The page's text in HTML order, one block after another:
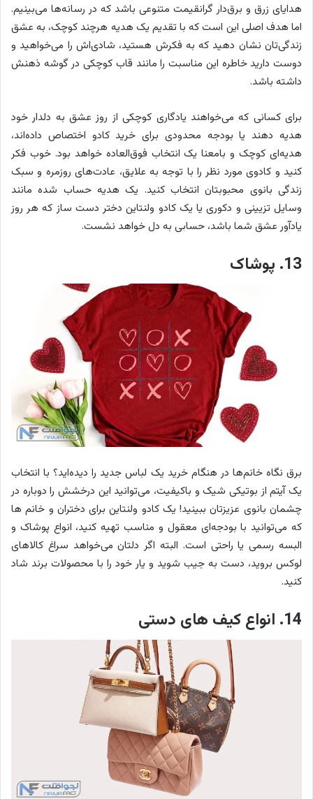
هدایای زرق و برق‌دار گرانقیمت متنوعی باشد که در رسانه‌ها می‌بینیم.
اما هدف اصلی این است که با تقدیم یک هدیه هرچند کوچک، به عشق
زندگی‌تان نشان دهید که به فکرش هستید، شادی‌اش را می‌خواهید و
دوست دارید خاطره این مناسبت را مانند قاب کوچکی در گوشه ذهنش
داشته باشد.
برای کسانی که می‌خواهند یادگاری کوچکی از روز عشق به دلدار خود
هدیه دهند یا بودجه محدودی برای خرید کادو اختصاص داده‌اند،
هدیه‌ای کوچک و بامعنا یک انتخاب فوق‌العاده خواهد بود. خوب فکر
کنید و کادوی مورد نظر را با توجه به علایق، عادت‌های روزمره و سبک
زندگی بانوی محبوبتان انتخاب کنید. یک هدیه حساب شده مانند
وسایل تزیینی و دکوری یا یک کادو ولنتاین دختر دست ساز که هر روز
یادآور عشق شما باشد، حسابی به دل خواهد نشست.
13. پوشاک
برق نگاه خانم‌ها در هنگام خرید یک لباس جدید را دیده‌اید؟ با انتخاب
یک آیتم از بوتیکی شیک و باکیفیت، می‌توانید این درخشش را دوباره در
چشمان بانوی عزیزتان ببینید! یک کادو ولنتاین برای دختران و خانم ها
که می‌توانید با بودجه‌ای معقول و مناسب تهیه کنید، انواع پوشاک و
البسه رسمی یا راحتی است. البته اگر دلتان می‌خواهد سراغ کالاهای
لوکس بروید، دست به جیب شوید و یار خود را با محصولات برند شاد
کنید.
14. انواع کیف های دستی